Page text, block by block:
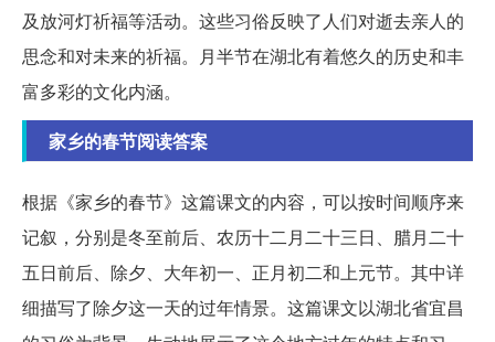
及放河灯祈福等活动。这些习俗反映了人们对逝去亲人的
思念和对未来的祈福。月半节在湖北有着悠久的历史和丰
富多彩的文化内涵。
家乡的春节阅读答案
根据《家乡的春节》这篇课文的内容，可以按时间顺序来
记叙，分别是冬至前后、农历十二月二十三日、腊月二十
五日前后、除夕、大年初一、正月初二和上元节。其中详
细描写了除夕这一天的过年情景。这篇课文以湖北省宜昌